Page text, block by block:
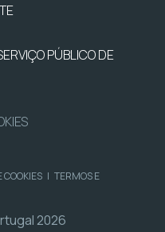
PÚBLICO DE
COOKIES | TERMOS E
2026